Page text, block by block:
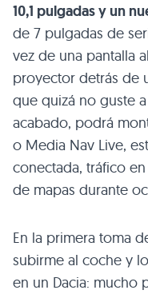
10,1 pulgadas y un
de 7 pulgadas de
vez de una pantalla
proyector detrás de
que quizá no guste
acabado, podrá
o Media Nav Live,
conectada, tráfico
de mapas durante
En la primera toma
subirme al coche y
en un Dacia: mucho